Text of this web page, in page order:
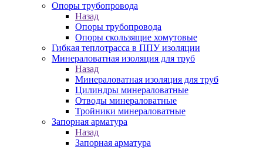
Опоры трубопровода
Назад
Опоры трубопровода
Опоры скользящие хомутовые
Гибкая теплотрасса в ППУ изоляции
Минераловатная изоляция для труб
Назад
Минераловатная изоляция для труб
Цилиндры минераловатные
Отводы минераловатные
Тройники минераловатные
Запорная арматура
Назад
Запорная арматура